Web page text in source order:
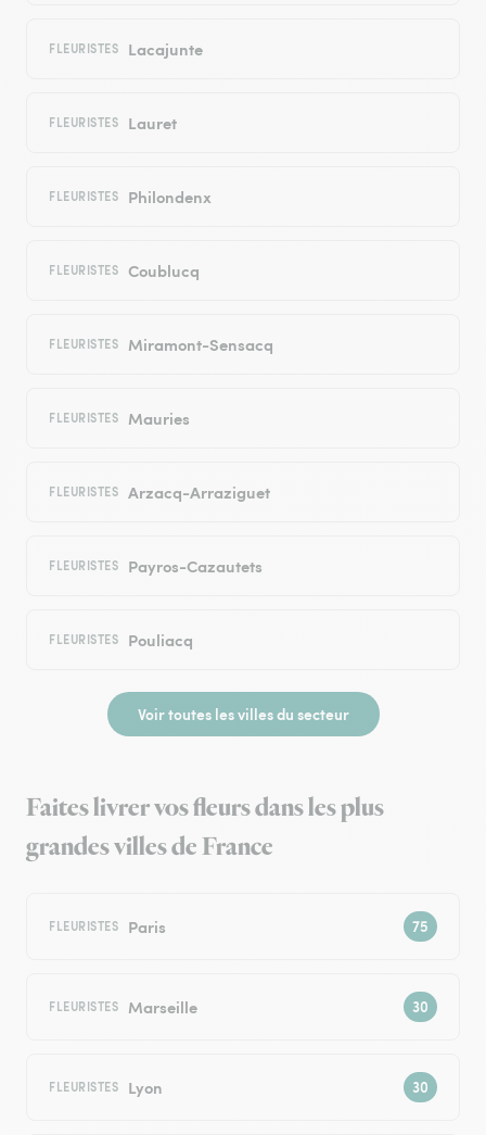
FLEURISTES Lacajunte
FLEURISTES Lauret
FLEURISTES Philondenx
FLEURISTES Coublucq
FLEURISTES Miramont-Sensacq
FLEURISTES Mauries
FLEURISTES Arzacq-Arraziguet
FLEURISTES Payros-Cazautets
FLEURISTES Pouliacq
Voir toutes les villes du secteur
Faites livrer vos fleurs dans les plus
grandes villes de France
FLEURISTES Paris
FLEURISTES Marseille
FLEURISTES Lyon